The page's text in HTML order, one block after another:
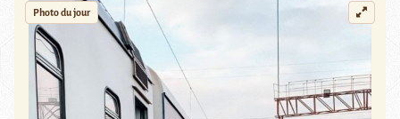
Photo du jour